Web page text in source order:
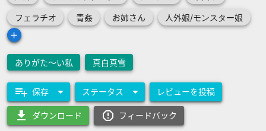
フェラチオ 青姦 お姉さん
人外娘/モンスター娘
add
ありがた～い私 真白真雪
playlist_add 保存 arrow_drop_down ステータス arrow_drop_down レビューを投稿
download ダウンロード report_gmailerrorred フィードバック